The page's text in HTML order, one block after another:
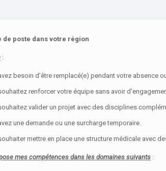
de poste dans votre région
:
besoin d’être remplacé(e) pendant votre absence
renforcer votre équipe sans avoir
valider un projet avec des disciplines
une demande ou une surcharge temporaire.
mettre en place une structure médicale avec
mes compétences dans les domaines suivants :